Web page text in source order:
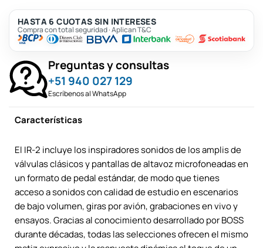
HASTA 6 CUOTAS SIN INTERESES
Compra con total seguridad · Aplican T&C
Preguntas y consultas
+51 940 027 129
Escríbenos al WhatsApp
Características
El IR-2 incluye los inspiradores sonidos de los amplis de
válvulas clásicos y pantallas de altavoz microfoneadas en
un formato de pedal estándar, de modo que tienes
acceso a sonidos con calidad de estudio en escenarios
de bajo volumen, giras por avión, grabaciones en vivo y
ensayos. Gracias al conocimiento desarrollado por BOSS
durante décadas, todas las selecciones ofrecen el mismo